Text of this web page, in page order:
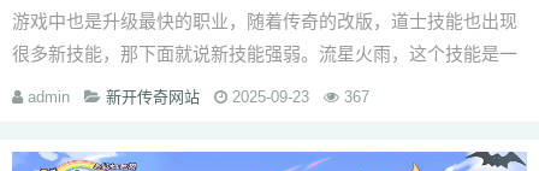
游戏中也是升级最快的职业，随着传奇的改版，道士技能也出现
很多新技能，那下面就说新技能强弱。流星火雨，这个技能是一
个范围攻击，每次···
admin 新开传奇网站 2025-09-23 367